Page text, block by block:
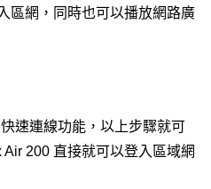
區網，同時也可以播放網路廣
速連線功能，以上步驟就可
200 直接就可以登入區域網